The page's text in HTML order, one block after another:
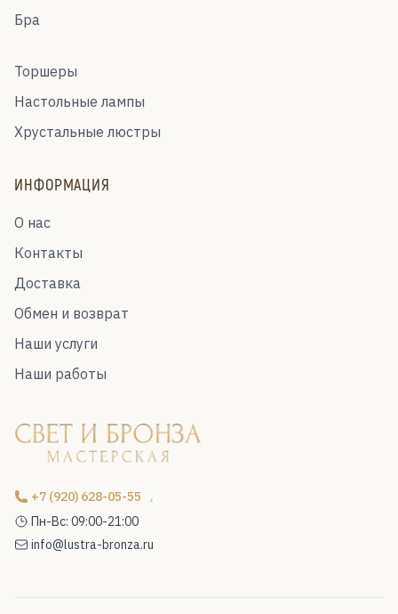
Бра
Торшеры
Настольные лампы
Хрустальные люстры
ИНФОРМАЦИЯ
О нас
Контакты
Доставка
Обмен и возврат
Наши услуги
Наши работы
+7 (920) 628-05-55
Пн-Вс: 09:00-21:00
info@lustra-bronza.ru